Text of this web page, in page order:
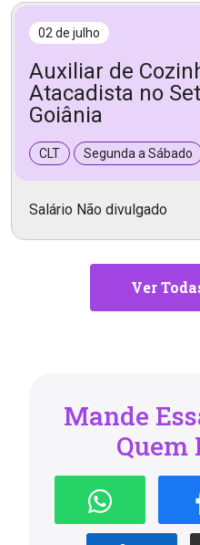
02 de julho
Auxiliar de
Atacadista no
Goiânia
CLT Segunda a Sábado
Salário Não divulgado
Ver
Mande
Quem